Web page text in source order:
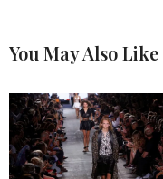
You May Also Like